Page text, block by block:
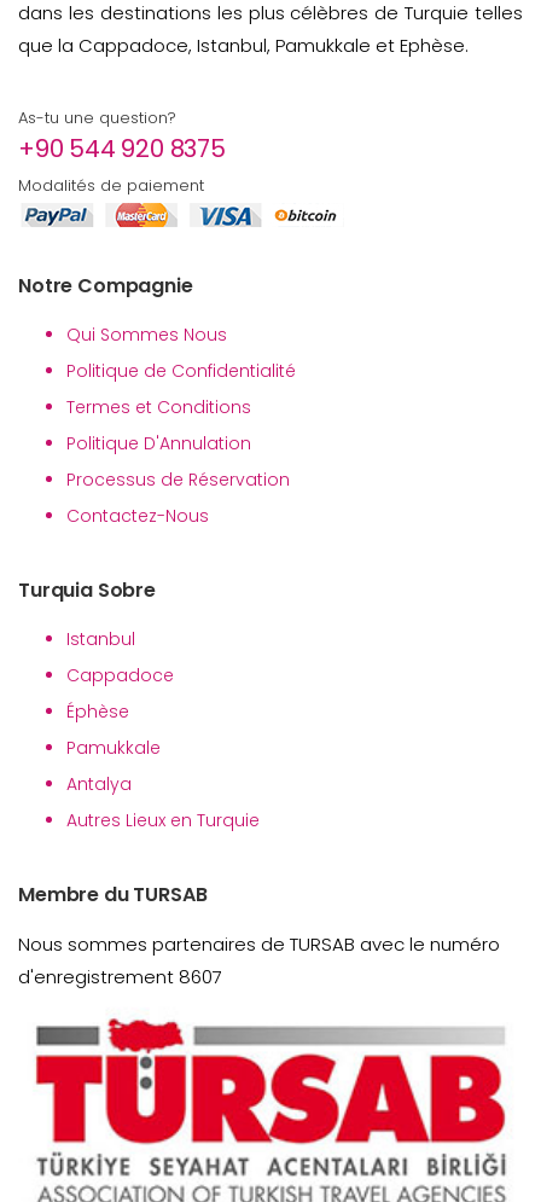
dans les destinations les plus célèbres de Turquie telles
que la Cappadoce, Istanbul, Pamukkale et Ephèse.
As-tu une question?
+90 544 920 8375
Modalités de paiement
Notre Compagnie
Qui Sommes Nous
Politique de Confidentialité
Termes et Conditions
Politique D'Annulation
Processus de Réservation
Contactez-Nous
Turquia Sobre
Istanbul
Cappadoce
Éphèse
Pamukkale
Antalya
Autres Lieux en Turquie
Membre du TURSAB
Nous sommes partenaires de TURSAB avec le numéro
d'enregistrement 8607